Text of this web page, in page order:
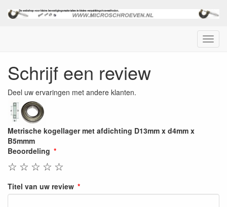
Menu
Schrijf een review
Deel uw ervaringen met andere klanten.
Metrische kogellager met afdichting D13mm x d4mm x
B5mmm
Beoordeling
☆
☆
☆
☆
☆
Titel van uw review